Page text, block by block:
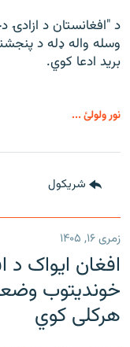
د "افغانستان د ازادۍ
وسله واله ډله د
برید ادعا کوي.
نور ولولئ ...
شريکول
زمری ۱۶, ۱۴۰۵
افغان ایواک د
هرکلی کوي